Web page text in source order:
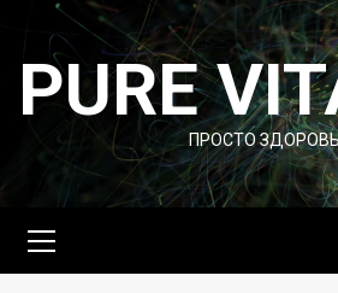
Перейти
содержимому
PURE
ПРОСТО
меню